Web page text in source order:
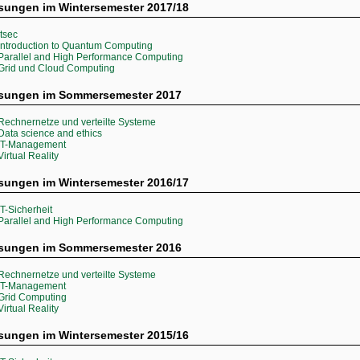
im Wintersemester 2017/18
to Quantum Computing
and High Performance Computing
und Cloud Computing
im Sommersemester 2017
und verteilte Systeme
science and ethics
Management
Reality
im Wintersemester 2016/17
Sicherheit
and High Performance Computing
im Sommersemester 2016
und verteilte Systeme
Management
Computing
Reality
im Wintersemester 2015/16